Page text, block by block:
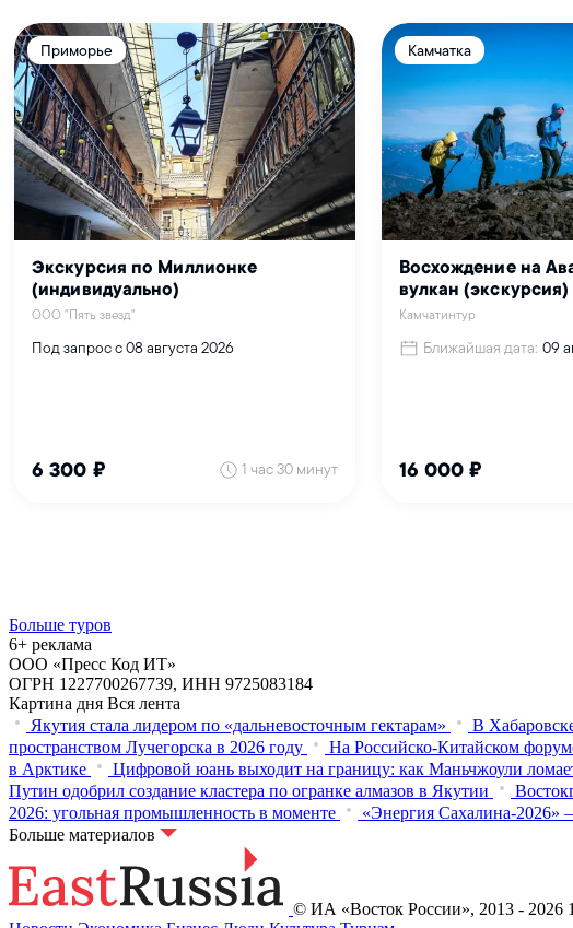
Больше туров
6+ реклама
ООО «Пресс Код ИТ»
ОГРН 1227700267739, ИНН 9725083184
Картина дня Вся лента
Якутия стала лидером по «дальневосточным гектарам»
В
пространством Лучегорска в 2026 году
На Российско-Китайском
в Арктике
Цифровой юань выходит на границу: как Маньчжоули
Путин одобрил создание кластера по огранке алмазов в Якутии
2026: угольная промышленность в моменте
«Энергия Сахалина-2026»
Больше материалов
© ИА «Восток России», 2013 - 2026